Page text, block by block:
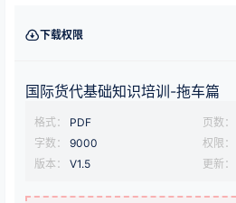
下载权限
国际货代基础知识培训-拖车篇
格式： PDF 页数：
字数：
9000 权限：
版本：
V1.5 更新：